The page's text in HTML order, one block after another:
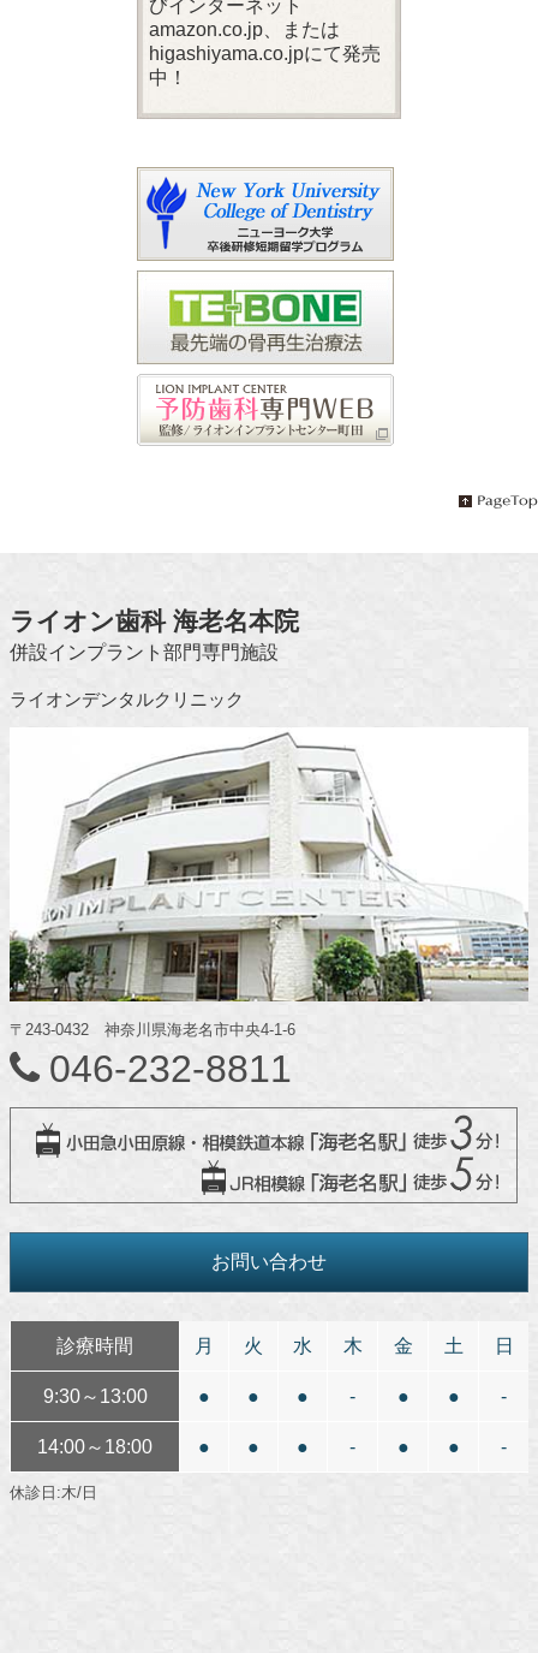
びインターネット
amazon.co.jp、または
higashiyama.co.jpにて発売
中！
ライオン歯科 海老名本院
併設インプラント部門専門施設
ライオンデンタルクリニック
〒243-0432 神奈川県海老名市中央4-1-6
046-232-8811
お問い合わせ
診療時間 月 火 水 木 金 土 日
9:30～13:00 ● ● ● - ● ● -
14:00～18:00 ● ● ● - ● ● -
休診日:木/日